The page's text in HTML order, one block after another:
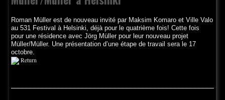
Roman Müller est de nouveau invité par Maksim Komaro et Ville Valo
au 531 Festival à Helsinki, déjà pour le quatrième fois! Cette fois
pour une résidence avec Jörg Müller pour leur nouveau projet
Müller/Müller. Une présentation d’une étape de travail sera le 17
octobre.
Return